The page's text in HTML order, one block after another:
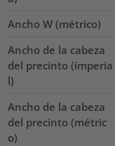
Ancho W (métrico)
Ancho de la cabeza
del precinto (imperia
l)
Ancho de la cabeza
del precinto (métric
o)